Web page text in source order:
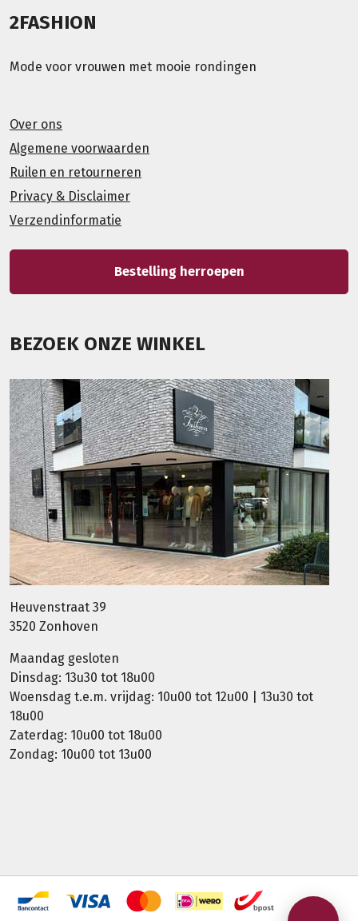
2FASHION
Mode voor vrouwen met mooie rondingen
Over ons
Algemene voorwaarden
Ruilen en retourneren
Privacy & Disclaimer
Verzendinformatie
Bestelling herroepen
BEZOEK ONZE WINKEL
Heuvenstraat 39
3520 Zonhoven
Maandag gesloten
Dinsdag: 13u30 tot 18u00
Woensdag t.e.m. vrijdag: 10u00 tot 12u00 | 13u30 tot
18u00
Zaterdag: 10u00 tot 18u00
Zondag: 10u00 tot 13u00